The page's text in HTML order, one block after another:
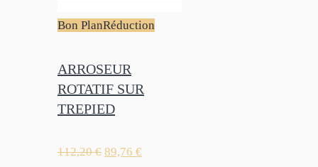
Bon PlanRéduction
ARROSEUR
ROTATIF SUR
TREPIED
112,20€ 89,76 €